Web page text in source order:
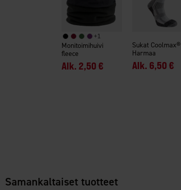
+1
Monitoimihuivi
fleece
Alk. 2,50 €
Sukat Coolmax®
Harmaa
Alk. 6,50 €
Samankaltaiset tuotteet